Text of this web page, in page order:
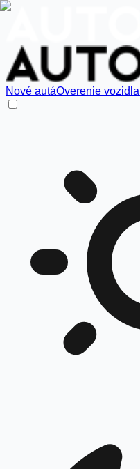
Nové autáOverenie vozidla